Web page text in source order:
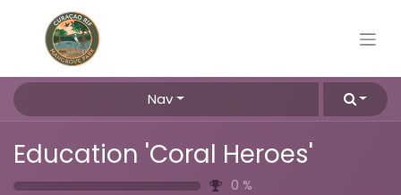
Nav
Education 'Coral Heroes'
0 %